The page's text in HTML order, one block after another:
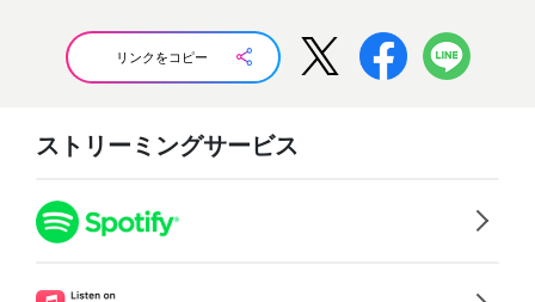
リンクをコピー
ストリーミングサービス